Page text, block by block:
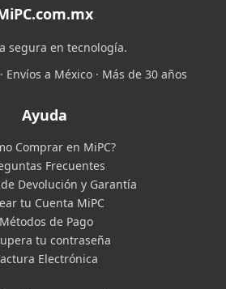
segura en tecnología.
Envíos a México · Más de 30 años
Ayuda
Comprar en MiPC?
Frecuentes
Devolución y Garantía
tu Cuenta MiPC
Métodos de Pago
tu contraseña
Electrónica